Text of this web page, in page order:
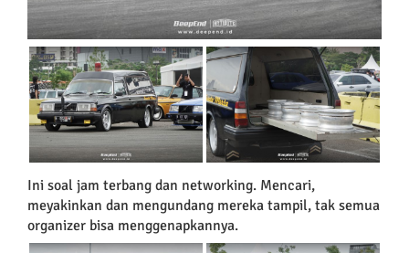
Ini soal jam terbang dan networking. Mencari,
meyakinkan dan mengundang mereka tampil, tak semua
organizer bisa menggenapkannya.